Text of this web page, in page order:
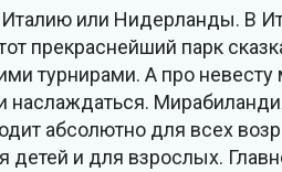
или Нидерланды. В
прекраснейший парк
турнирами. А про
наслаждаться.
абсолютно для всех
и для взрослых.